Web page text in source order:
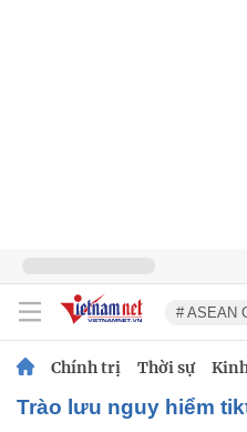
# ASEAN
Chính trị Thời sự
trào lưu nguy hiểm